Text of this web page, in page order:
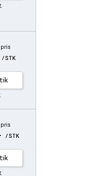
/ STK
/ STK